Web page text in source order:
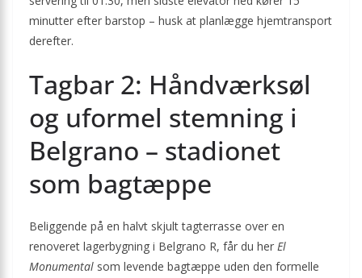
minutter efter barstop – husk at planlægge hjemtransport
derefter.
Tagbar 2: Håndværksøl
og uformel stemning i
Belgrano – stadionet
som bagtæppe
Beliggende på en halvt skjult tagterrasse over en
renoveret lagerbygning i Belgrano R, får du her El
Monumental som levende bagtæppe uden den formelle